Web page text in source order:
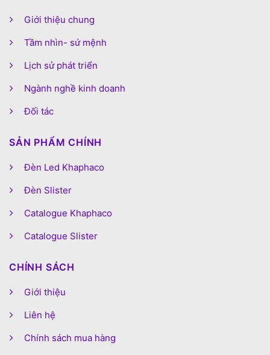
Giới thiệu chung
Tầm nhìn- sứ mệnh
Lịch sử phát triển
Ngành nghề kinh doanh
Đối tác
SẢN PHẨM CHÍNH
Đèn Led Khaphaco
Đèn Slister
Catalogue Khaphaco
Catalogue Slister
CHÍNH SÁCH
Giới thiệu
Liên hệ
Chính sách mua hàng